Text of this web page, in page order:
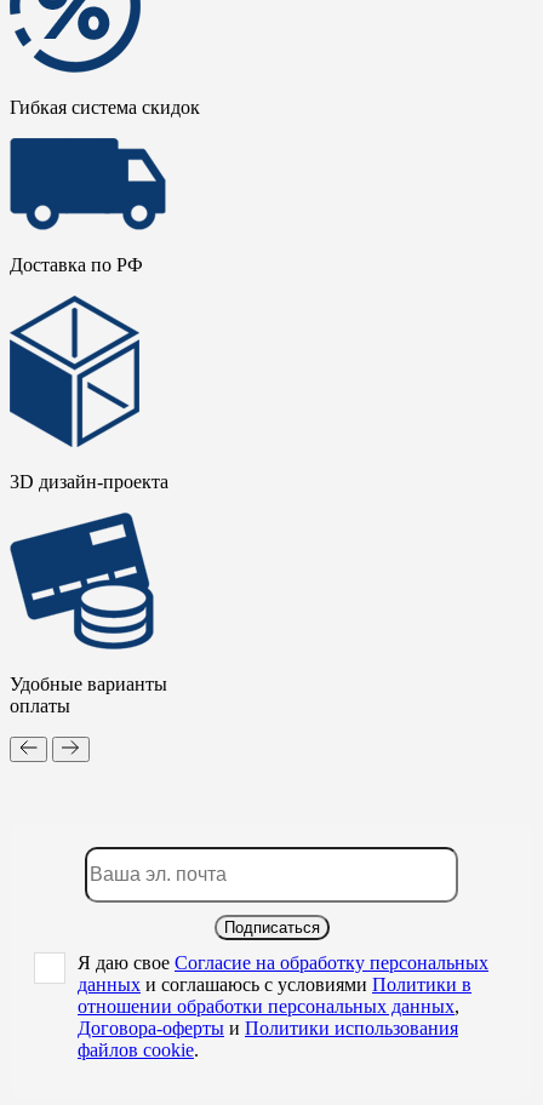
Гибкая система скидок
Доставка по РФ
3D дизайн-проекта
Удобные варианты
оплаты
Подписаться
Я даю свое Согласие на обработку персональных
данных и соглашаюсь с условиями Политики в
отношении обработки персональных данных,
Договора-оферты и Политики использования
файлов cookie.